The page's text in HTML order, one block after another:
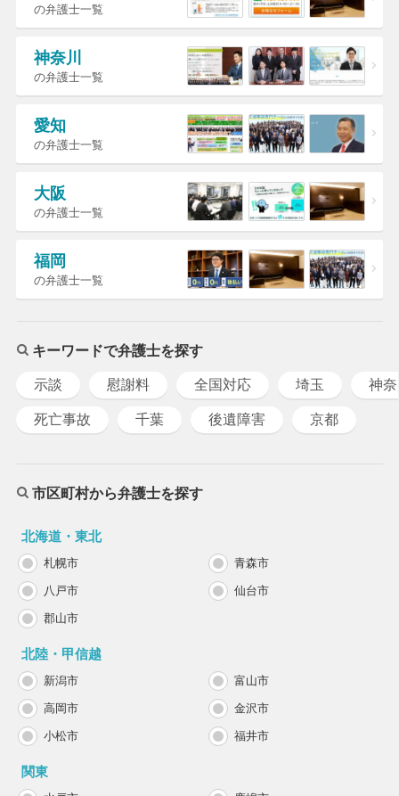
の弁護士一覧
神奈川
の弁護士一覧
愛知
の弁護士一覧
大阪
の弁護士一覧
福岡
の弁護士一覧
キーワードで弁護士を探す
示談 慰謝料 全国対応 埼玉 神
死亡事故 千葉 後遺障害 京都
市区町村から弁護士を探す
北海道・東北
札幌市 青森市
八戸市 仙台市
郡山市
北陸・甲信越
新潟市 富山市
高岡市 金沢市
小松市 福井市
関東